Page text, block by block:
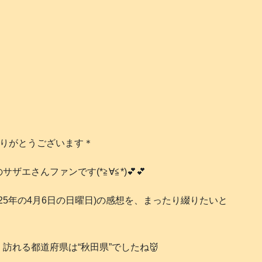
がとうございます＊
ザエさんファンです(*≧∀≦*)💕💕
年の4月6日の日曜日)の感想を、まったり綴りたいと
れる都道府県は“秋田県”でしたね👹